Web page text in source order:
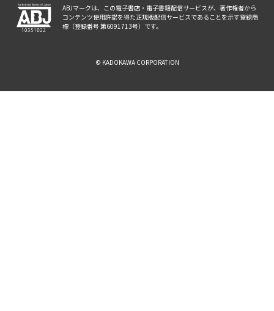
ABJマークは、この電子書店・電子書籍配信サービスが、著作権者から
コンテンツ使用許諾を得た正規版配信サービスであることを示す登録商
標（登録番号 第6091713号）です。
© KADOKAWA CORPORATION